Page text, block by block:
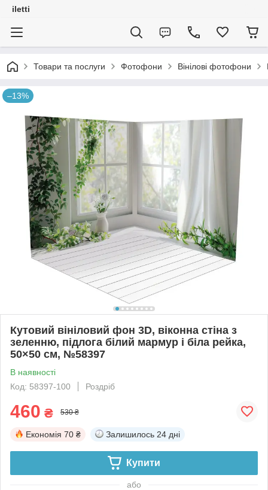
iletti
Товари та послуги Фотофони Вінілові фотофони
–13%
Кутовий вініловий фон 3D, віконна стіна з
зеленню, підлога білий мармур і біла рейка,
50×50 см, №58397
В наявності
Код: 58397-100
Роздріб
460 ₴ 530 ₴
Економія 70 ₴ Залишилось 24 дні
Купити
або